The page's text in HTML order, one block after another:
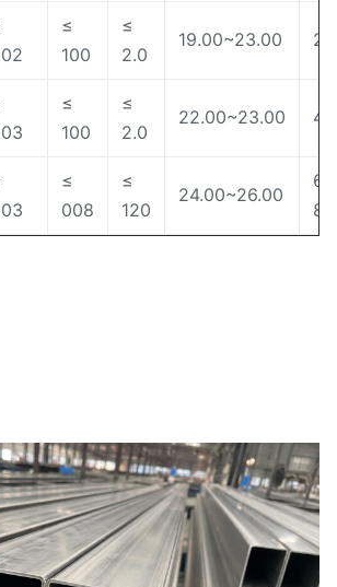
≤
100
≤
2.0
19.00~23.00
≤
100
≤
2.0
22.00~23.00
≤
008
≤
120
24.00~26.00